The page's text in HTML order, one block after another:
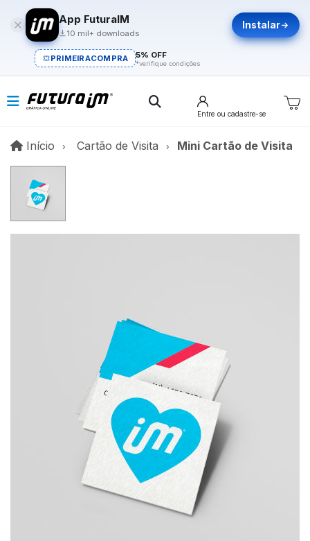
App FuturaIM
10 mil+ downloads
Instalar
PRIMEIRACOMPRA 5% OFF
*verifique condições
Entre ou cadastre-se
Início InícioCartão de Visita Mini Cartão de Visita